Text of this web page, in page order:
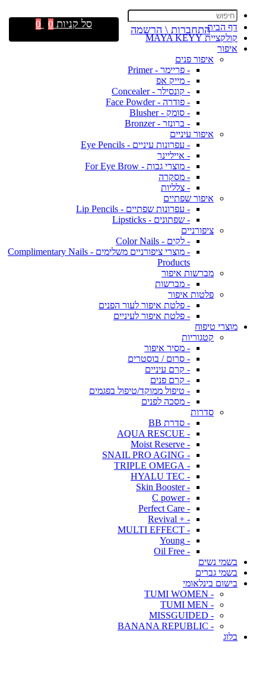
דף הבית
קולקציית MAYA KEYY
איפור
איפור פנים
- פריימר - Primer
- מייק אפ
- קונסילר - Concealer
- פודרה - Face Powder
- סומק - Blusher
- ברונזר - Bronzer
איפור עיניים
- עפרונות עיניים - Eye Pencils
- אייליינר
- מוצרי גבות - For Eye Brow
- מסקרה
- צלליות
איפור שפתיים
- עפרונות שפתיים - Lip Pencils
- שפתונים - Lipsticks
ציפורניים
- לקים - Color Nails
- מוצרי ציפורניים משלימים - Complimentary Nails
Products
מברשות איפור
- מברשות
פלטות איפור
- פלטת איפור לעור הפנים
- פלטת איפור לעיניים
מוצרי טיפוח
קטגוריות
- מסיר איפור
- סרום / בוסטרים
- קרם עיניים
- קרם פנים
- טיפול ממוקד/טיפול בפגמים
- מסכה לפנים
סדרות
- סדרת BB
- AQUA RESCUE
- Moist Reserve
- SNAIL PRO AGING
- TRIPLE OMEGA
- HYALU TEC
- Skin Booster
- C power
- Perfect Care
- + Revival
- MULTI EFFECT
- Young
- Oil Free
בשמי נשים
בשמי גברים
בישום בינלאומי
- TUMI WOMEN
- TUMI MEN
- MISSGUIDED
- BANANA REPUBLIC
בלוג
התחברות \ הרשמה סל קניות 0
0